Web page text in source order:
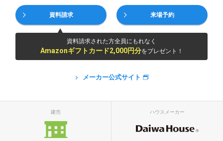
資料請求 来場予約
資料請求された方全員にもれなく
Amazonギフトカード2,000円分をプレゼント！
メーカー公式サイト
建売 ハウスメーカー